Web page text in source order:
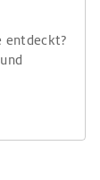
entdeckt?